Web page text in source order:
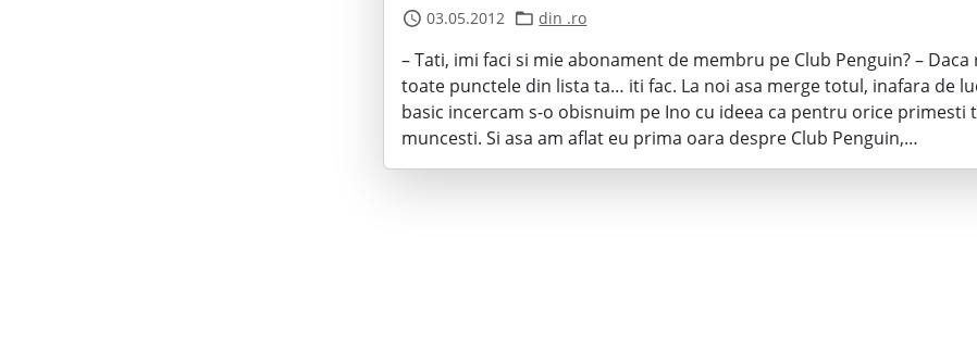
03.05.2012 din .ro
– Tati, imi faci si mie abonament de membru pe Club Penguin? – Daca
toate punctele din lista ta… iti fac. La noi asa merge totul, inafara de
basic incercam s-o obisnuim pe Ino cu ideea ca pentru orice primesti
muncesti. Si asa am aflat eu prima oara despre Club Penguin,…